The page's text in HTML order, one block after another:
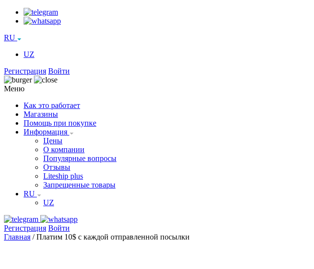
RU
UZ
Регистрация Войти
Меню
Как это работает
Магазины
Помощь при покупке
Информация
Цены
О компании
Популярные вопросы
Отзывы
Liteship plus
Запрещенные товары
RU
UZ
Регистрация Войти
Главная / Платим 10$ с каждой отправленной посылки